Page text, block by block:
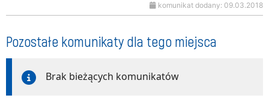
komunikat dodany: 09.03.2018
Pozostałe komunikaty dla tego miejsca
Brak bieżących komunikatów